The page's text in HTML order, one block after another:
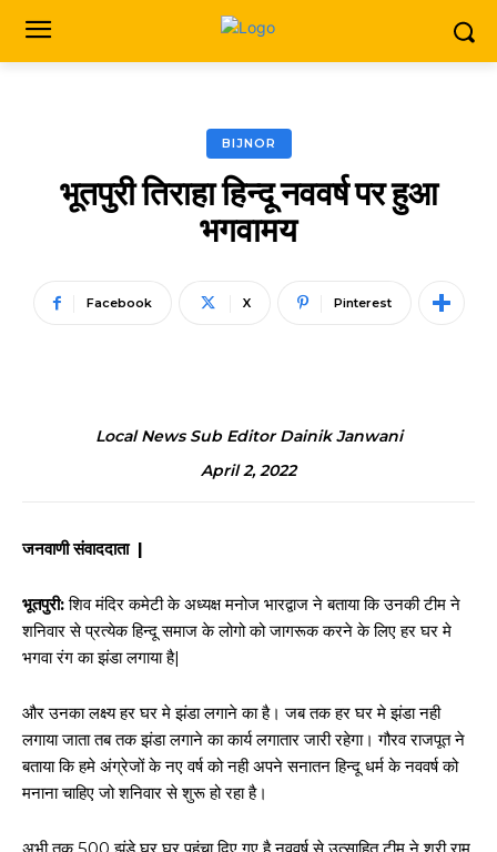
BIJNOR
भूतपुरी तिराहा हिन्दू नववर्ष पर हुआ
भगवामय
Facebook X Pinterest
Local News Sub Editor Dainik Janwani
April 2, 2022
जनवाणी संवाददाता |
भूतपुरी:शिव मंदिर कमेटी के अध्यक्ष मनोज भारद्वाज ने बताया कि उनकी टीम ने
शनिवार से प्रत्येक हिन्दू समाज के लोगो को जागरूक करने के लिए हर घर मे
भगवा रंग का झंडा लगाया है|
और उनका लक्ष्य हर घर मे झंडा लगाने का है। जब तक हर घर मे झंडा नही
लगाया जाता तब तक झंडा लगाने का कार्य लगातार जारी रहेगा। गौरव राजपूत ने
बताया कि हमे अंग्रेजों के नए वर्ष को नही अपने सनातन हिन्दू धर्म के नववर्ष को
मनाना चाहिए जो शनिवार से शुरू हो रहा है।